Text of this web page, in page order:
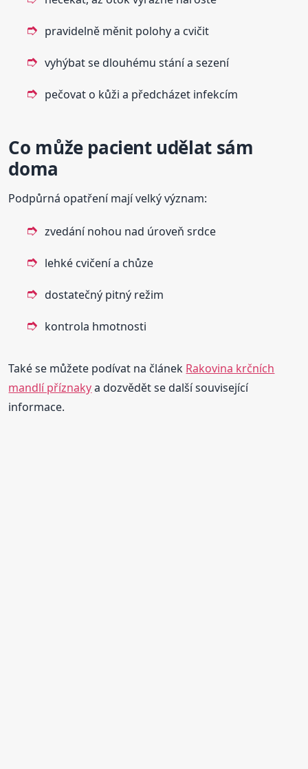
pravidelně měnit polohy a cvičit
vyhýbat se dlouhému stání a sezení
pečovat o kůži a předcházet infekcím
Co může pacient udělat sám
doma
Podpůrná opatření mají velký význam:
zvedání nohou nad úroveň srdce
lehké cvičení a chůze
dostatečný pitný režim
kontrola hmotnosti
Také se můžete podívat na článek Rakovina krčních
mandlí příznakya dozvědět se další související
informace.